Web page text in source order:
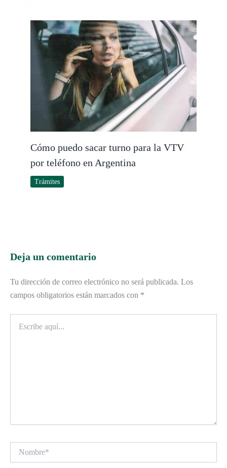
Cómo puedo sacar turno para la VTV
por teléfono en Argentina
Trámites
Deja un comentario
Tu dirección de correo electrónico no será publicada. Los
campos obligatorios están marcados con *
aquí...